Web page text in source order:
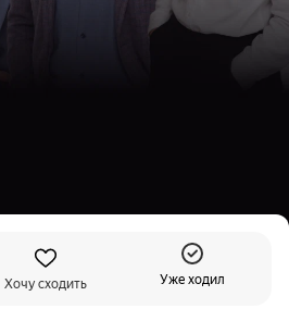
Хочу сходить
Уже ходил